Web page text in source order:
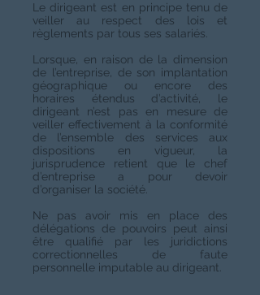
Le dirigeant est en principe tenu de
veiller au respect des lois et
règlements par tous ses salariés.
Lorsque, en raison de la dimension
de l’entreprise, de son implantation
géographique ou encore des
horaires étendus d’activité, le
dirigeant n’est pas en mesure de
veiller effectivement à la conformité
de l’ensemble des services aux
dispositions en vigueur, la
jurisprudence retient que le chef
d’entreprise a pour devoir
d’organiser la société.
Ne pas avoir mis en place des
délégations de pouvoirs peut ainsi
être qualifié par les juridictions
correctionnelles de faute
personnelle imputable au dirigeant.